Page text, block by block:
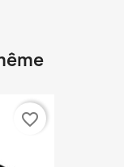
favorite_border